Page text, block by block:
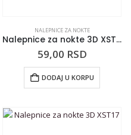
NALEPNICE ZA NOKTE
Nalepnice za nokte 3D XST37
59,00 RSD
DODAJ U KORPU